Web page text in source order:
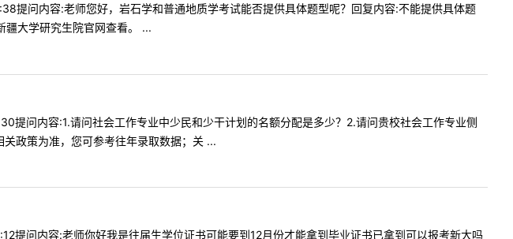
问内容:老师您好，岩石学和普通地质学考试能否提供具体题型呢？回复内容:不能提供具体题
疆大学研究生院官网查看。 ...
问内容:1.请问社会工作专业中少民和少干计划的名额分配是多少？2.请问贵校社会工作专业侧
政策为准，您可参考往年录取数据；关 ...
问内容:老师你好我是往届生学位证书可能要到12月份才能拿到毕业证书已拿到可以报考新大吗